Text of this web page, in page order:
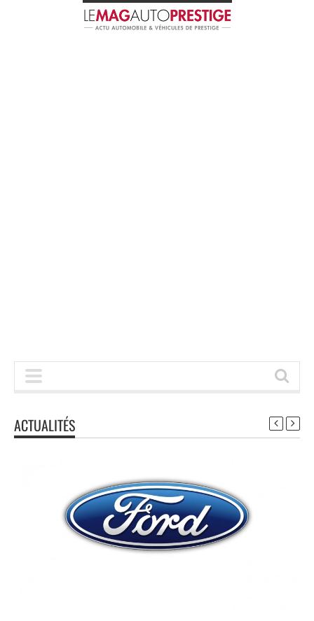
ACTUALITÉS